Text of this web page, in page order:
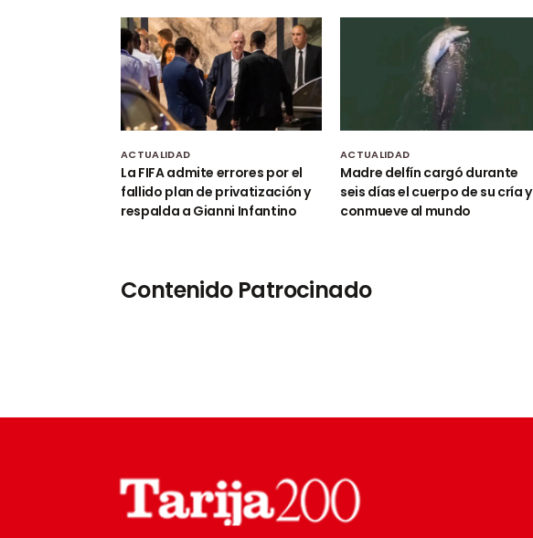
ACTUALIDAD
La FIFA admite errores por el
fallido plan de privatización y
respalda a Gianni Infantino
ACTUALIDAD
Madre delfín cargó durante
seis días el cuerpo de su cría y
conmueve al mundo
Contenido Patrocinado